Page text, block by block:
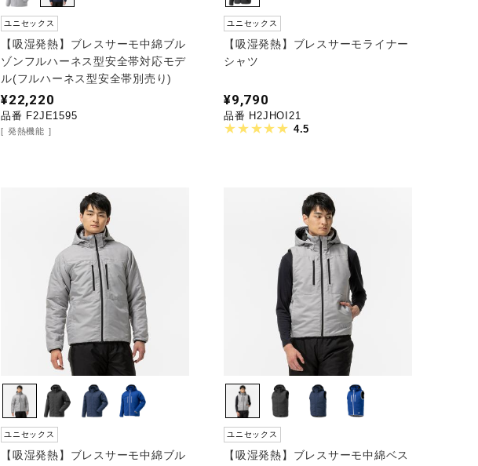
ユニセックス
【吸湿発熱】ブレスサーモ中綿ブル
ゾンフルハーネス型安全帯対応モデ
ル(フルハーネス型安全帯別売り)
¥22,220
品番 F2JE1595
発熱機能
ユニセックス
【吸湿発熱】ブレスサーモライナー
シャツ
¥9,790
品番 H2JHOI21
4.5
ユニセックス
【吸湿発熱】ブレスサーモ中綿ブル
ユニセックス
【吸湿発熱】ブレスサーモ中綿ベス